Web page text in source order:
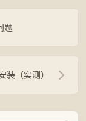
题
装（实测）